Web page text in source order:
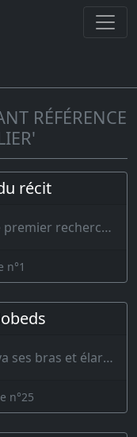
RÉFÉRENCE
récit
Qui, selon le récit du Dihkan, a le premier recherché sur la terre la couronne de la puissance ? …
n°1
Zal réfléchit quelque temps, il leva ses bras et élargit sa poitrine, puis il ouvrit la bouche po…
n°25